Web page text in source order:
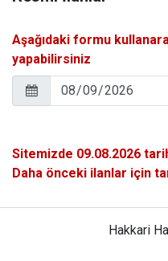
Aşağıdaki formu
yapabilirsiniz
Sitemizde 09.08.2026
Daha önceki ilanlar için
Hakkari